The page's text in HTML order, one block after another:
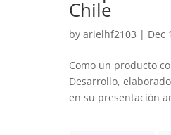
Chile
by arielhf2103 | Dec
Como un producto
Desarrollo,
en su presentación